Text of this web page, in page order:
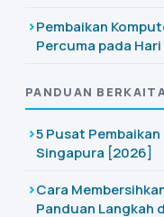
Pembaikan
Percuma pada
PANDUAN
5 Pusat
Singapura [2026]
Cara
Panduan Langkah